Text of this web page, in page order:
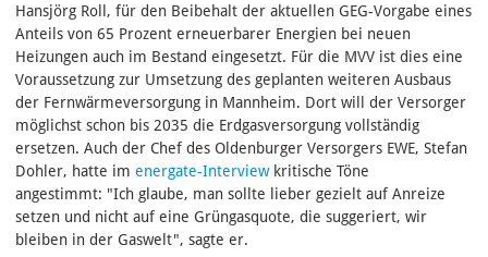
Hansjörg Roll, für den Beibehalt der aktuellen GEG-Vorgabe eines
Anteils von 65 Prozent erneuerbarer Energien bei neuen
Heizungen auch im Bestand eingesetzt. Für die MVV ist dies eine
Voraussetzung zur Umsetzung des geplanten weiteren Ausbaus
der Fernwärmeversorgung in Mannheim. Dort will der Versorger
möglichst schon bis 2035 die Erdgasversorgung vollständig
ersetzen. Auch der Chef des Oldenburger Versorgers EWE, Stefan
Dohler, hatte im energate-Interviewkritische Töne
angestimmt: "Ich glaube, man sollte lieber gezielt auf Anreize
setzen und nicht auf eine Grüngasquote, die suggeriert, wir
bleiben in der Gaswelt", sagte er.